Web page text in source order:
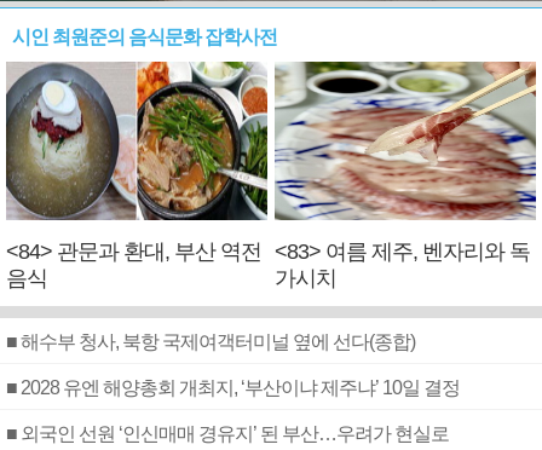
시인 최원준의 음식문화 잡학사전
<84> 관문과 환대, 부산 역전
음식
<83> 여름 제주, 벤자리와 독
가시치
■ 해수부 청사, 북항 국제여객터미널 옆에 선다(종합)
■ 2028 유엔 해양총회 개최지, ‘부산이냐 제주냐’ 10일 결정
■ 외국인 선원 ‘인신매매 경유지’ 된 부산…우려가 현실로